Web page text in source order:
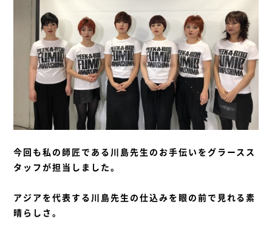
今回も私の師匠である川島先生のお手伝いをグラースス
タッフが担当しました。
アジアを代表する川島先生の仕込みを眼の前で見れる素
晴らしさ。